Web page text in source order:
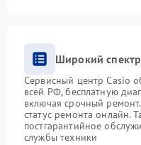
Широкий спектр
Сервисный центр Casio
всей РФ, бесплатную
включая срочный
статус ремонта онлайн.
постгарантийное
службы техники